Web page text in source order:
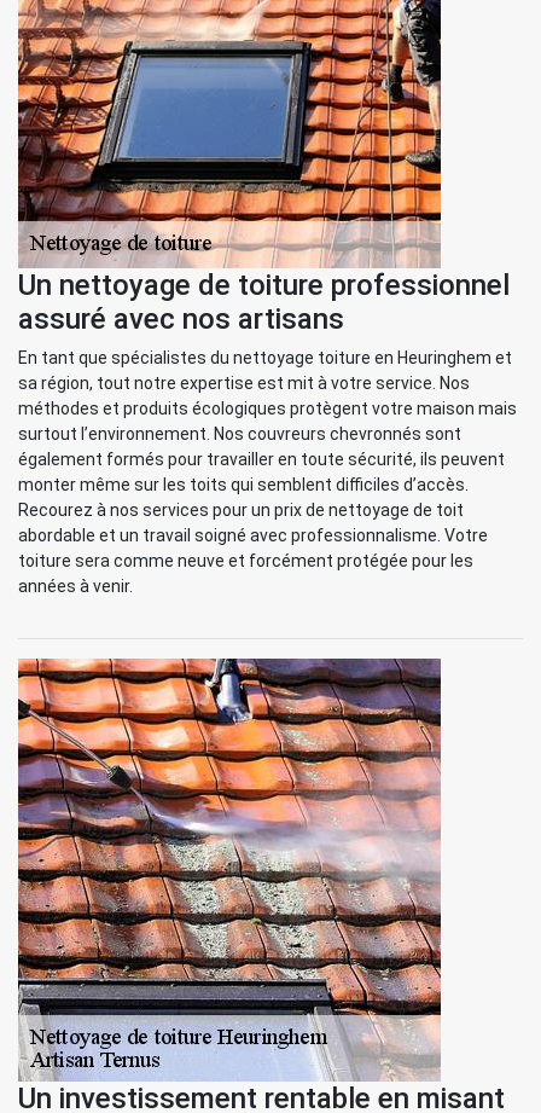
Un nettoyage de toiture professionnel
assuré avec nos artisans
En tant que spécialistes du nettoyage toiture en Heuringhem et
sa région, tout notre expertise est mit à votre service. Nos
méthodes et produits écologiques protègent votre maison mais
surtout l’environnement. Nos couvreurs chevronnés sont
également formés pour travailler en toute sécurité, ils peuvent
monter même sur les toits qui semblent difficiles d’accès.
Recourez à nos services pour un prix de nettoyage de toit
abordable et un travail soigné avec professionnalisme. Votre
toiture sera comme neuve et forcément protégée pour les
années à venir.
Un investissement rentable en misant